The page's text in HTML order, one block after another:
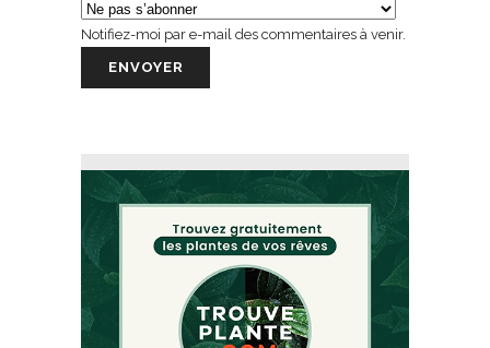
Notifiez-moi par e-mail des commentaires à venir.